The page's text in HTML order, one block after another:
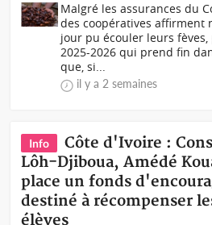
Malgré les assurances du
des coopératives affirment
jour pu écouler leurs
2025-2026 qui prend fin
que, si...
il y a 2 semaines
Info
Côte d'Ivoire :
Lôh-Djiboua, Amédé
place un fonds
destiné à récompenser
élèves